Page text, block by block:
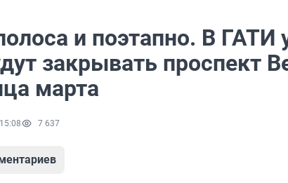
и поэтапно. В ГАТИ
закрывать проспект
марта
7 637